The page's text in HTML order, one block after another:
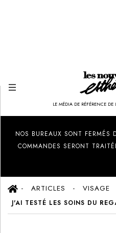
LE MÉDIA DE RÉFÉRENCE
NOS BUREAUX SONT
COMMANDES SERONT
ARTICLES VISAGE
J'AI TESTÉ LES SOINS DU